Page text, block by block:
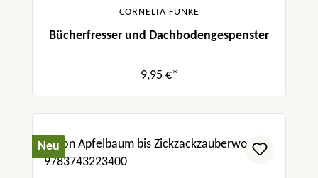
CORNELIA FUNKE
Bücherfresser und Dachbodengespenster
9,95 €*
Neu